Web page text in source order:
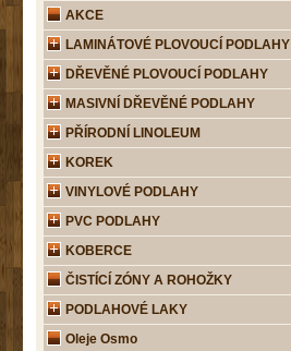
AKCE
LAMINÁTOVÉ PLOVOUCÍ PODLAHY
DŘEVĚNÉ PLOVOUCÍ PODLAHY
MASIVNÍ DŘEVĚNÉ PODLAHY
PŘÍRODNÍ LINOLEUM
KOREK
VINYLOVÉ PODLAHY
PVC PODLAHY
KOBERCE
ČISTÍCÍ ZÓNY A ROHOŽKY
PODLAHOVÉ LAKY
Oleje Osmo